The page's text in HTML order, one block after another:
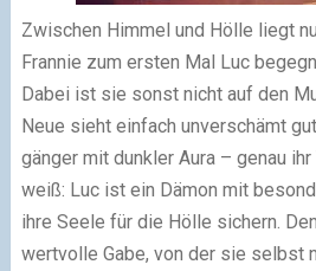
Zwischen Himmel und Hölle liegt
Frannie zum ersten Mal Luc
Dabei ist sie sonst nicht auf den
Neue sieht einfach unverschämt
gänger mit dunkler Aura – genau
weiß: Luc ist ein Dämon mit
ihre Seele für die Hölle sichern.
wertvolle Gabe, von der sie selbst